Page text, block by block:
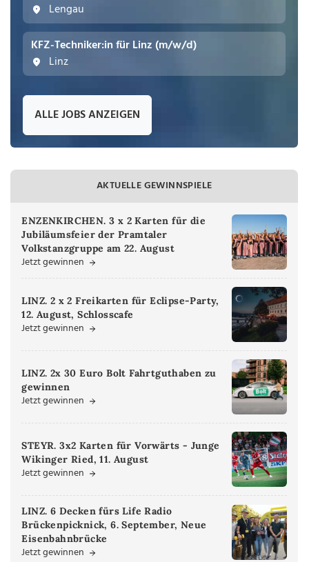
Lengau
KFZ-Techniker:in für Linz (m/w/d)
Linz
ALLE JOBS ANZEIGEN
AKTUELLE GEWINNSPIELE
ENZENKIRCHEN. 3 x 2 Karten für die
Jubiläumsfeier der Pramtaler
Volkstanzgruppe am 22. August
Jetzt gewinnen
LINZ. 2 x 2 Freikarten für Eclipse-Party,
12. August, Schlosscafe
Jetzt gewinnen
LINZ. 2x 30 Euro Bolt Fahrtguthaben zu
gewinnen
Jetzt gewinnen
STEYR. 3x2 Karten für Vorwärts - Junge
Wikinger Ried, 11. August
Jetzt gewinnen
LINZ. 6 Decken fürs Life Radio
Brückenpicknick, 6. September, Neue
Eisenbahnbrücke
Jetzt gewinnen